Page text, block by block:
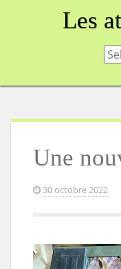
Les
Une
30 octobre 2022